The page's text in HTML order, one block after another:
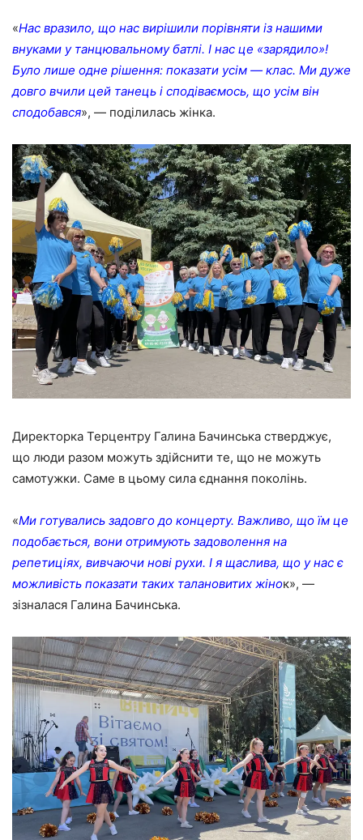
«Нас вразило, що нас вирішили порівняти із нашими
внуками у танцювальному батлі. І нас це «зарядило»!
Було лише одне рішення: показати усім — клас. Ми дуже
довго вчили цей танець і сподіваємось, що усім він
сподобався», — поділилась жінка.
Директорка Терцентру Галина Бачинська стверджує,
що люди разом можуть здійснити те, що не можуть
самотужки. Саме в цьому сила єднання поколінь.
«Ми готувались задовго до концерту. Важливо, що їм це
подобається, вони отримують задоволення на
репетиціях, вивчаючи нові рухи. І я щаслива, що у нас є
можливість показати таких талановитих жінок», —
зізналася Галина Бачинська.